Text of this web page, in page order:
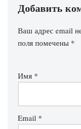
Добавить
Ваш адрес email
поля помечены *
Имя *
Email *